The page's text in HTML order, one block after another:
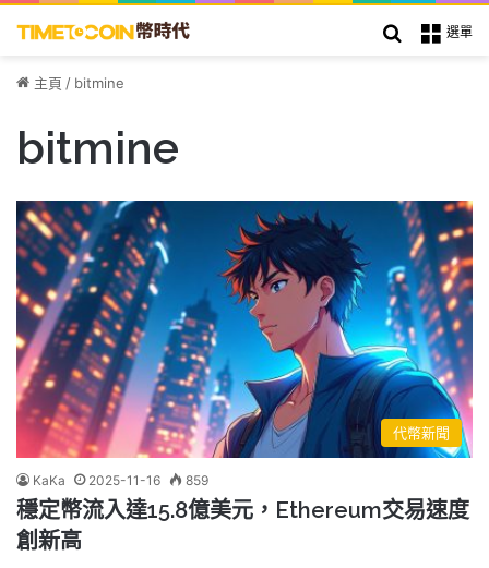
選單
搜索
主頁 / bitmine
bitmine
代幣新聞
KaKa 2025-11-16 859
穩定幣流入達15.8億美元，Ethereum交易速度
創新高